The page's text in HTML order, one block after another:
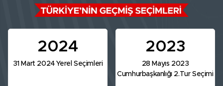
2024
31 Mart 2024 Yerel Seçimleri
2023
28 Mayıs 2023
Cumhurbaşkanlığı 2.Tur Seçimi